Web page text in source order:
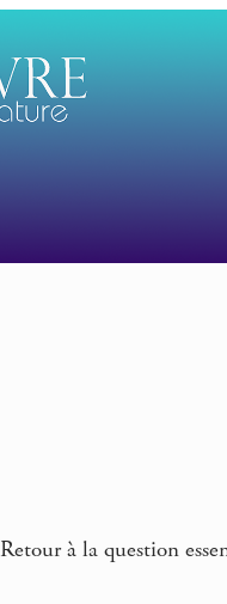
Retour à la question